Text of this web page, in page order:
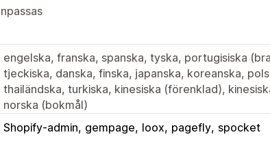
engelska, franska, spanska, tyska, portugisiska
tjeckiska, danska, finska, japanska, koreanska,
thailändska, turkiska, kinesiska (förenklad),
norska (bokmål)
Shopify-admin gempage loox pagefly spocket